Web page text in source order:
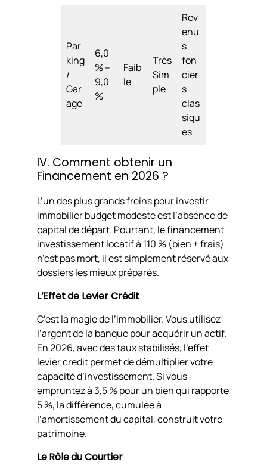
Par
king
/
Gar
age
6,0
% –
9,0
%
Faib
le
Très
Sim
ple
Rev
enu
s
fon
cier
s
clas
siqu
es
IV. Comment obtenir un
Financement en 2026 ?
L’un des plus grands freins pour investir
immobilier budget modeste est l’absence de
capital de départ. Pourtant, le financement
investissement locatif à 110 % (bien + frais)
n’est pas mort, il est simplement réservé aux
dossiers les mieux préparés.
L’Effet de Levier Crédit
C’est la magie de l’immobilier. Vous utilisez
l’argent de la banque pour acquérir un actif.
En 2026, avec des taux stabilisés, l’effet
levier credit permet de démultiplier votre
capacité d’investissement. Si vous
empruntez à 3,5 % pour un bien qui rapporte
5 %, la différence, cumulée à
l’amortissement du capital, construit votre
patrimoine.
Le Rôle du Courtier